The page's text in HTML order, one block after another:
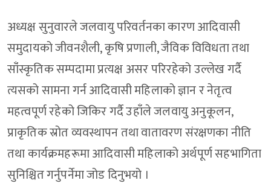
अध्यक्ष सुनुवारले जलवायु परिवर्तनका कारण आदिवासी
समुदायको जीवनशैली, कृषि प्रणाली, जैविक विविधता तथा
साँंस्कृतिक सम्पदामा प्रत्यक्ष असर परिरहेको उल्लेख गर्दै
त्यसको सामना गर्न आदिवासी महिलाको ज्ञान र नेतृत्व
महत्वपूर्ण रहेको जिकिर गर्दै उहाँले जलवायु अनुकूलन,
प्राकृतिक स्रोत व्यवस्थापन तथा वातावरण संरक्षणका नीति
तथा कार्यक्रमहरूमा आदिवासी महिलाको अर्थपूर्ण सहभागिता
सुनिश्चित गर्नुपर्नेमा जोड दिनुभयो ।